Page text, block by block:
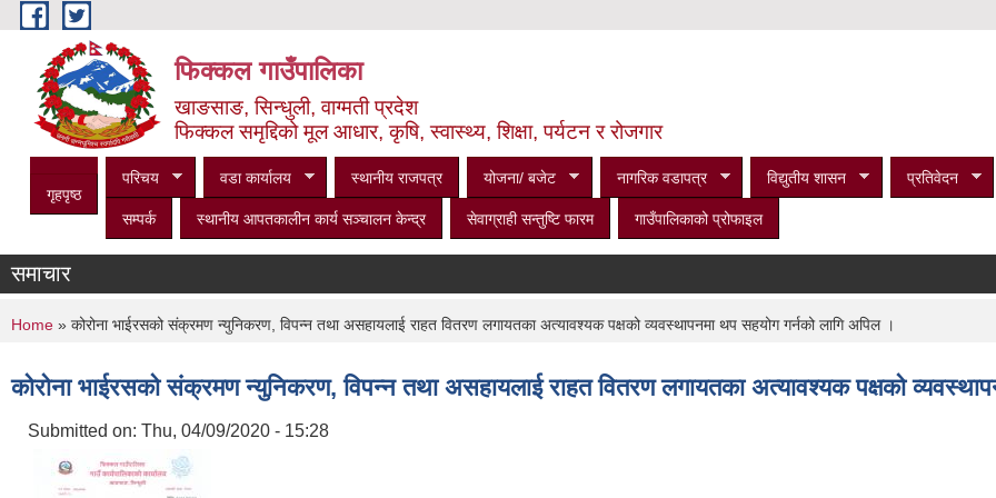
Skip to main content
फिक्कल गाउँपालिका
खाङसाङ, सिन्धुली, वाग्मती प्रदेश
फिक्कल समृद्दिको मूल आधार, कृषि, स्वास्थ्य, शिक्षा, पर्यटन र रोजगार
गृहपृष्ठ
परिचय वडा कार्यालय स्थानीय राजपत्र योजना/ बजेट नागरिक वडापत्र विद्युतीय शासन प्रतिवेदन
सम्पर्क स्थानीय आपतकालीन कार्य सञ्‍चालन केन्द्र सेवाग्राही सन्तुष्टि फारम गाउँपालिकाको प्रोफाइल
समाचार
You are here
Home » कोरोना भाईरसको संक्रमण न्युनिकरण, विपन्न तथा असहायलाई राहत वितरण लगायतका अत्यावश्यक पक्षको व्यवस्थापनमा थप सहयोग गर्नको लागि अपिल ।
कोरोना भाईरसको संक्रमण न्युनिकरण, विपन्न तथा असहायलाई राहत वितरण लगायतका अत्यावश्यक पक्षको
Submitted on: Thu, 04/09/2020 - 15:28